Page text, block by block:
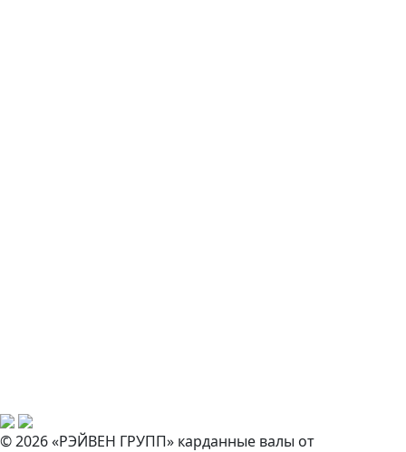
© 2026 «РЭЙВЕН ГРУПП» карданные валы от